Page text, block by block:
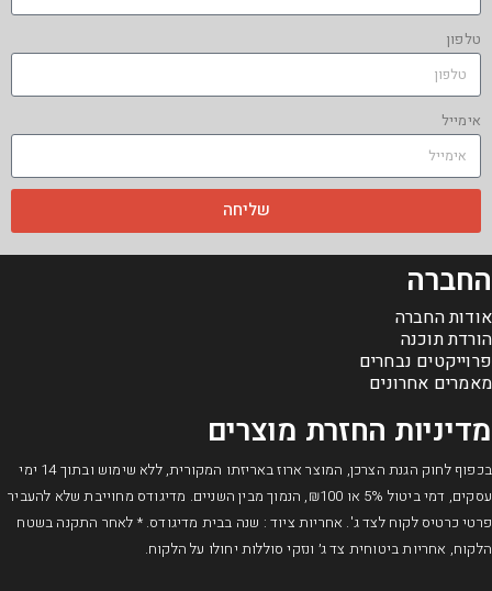
טלפון
אימייל
שליחה
החברה
אודות החברה
הורדת תוכנה
פרוייקטים נבחרים
מאמרים אחרונים
מדיניות החזרת מוצרים
בכפוף לחוק הגנת הצרכן, המוצר ארוז באריזתו המקורית, ללא שימוש ובתוך 14 ימי
עסקים, דמי ביטול 5% או ₪100, הנמוך מבין השניים. מדיגודס מחוייבת שלא להעביר
פרטי כרטיס לקוח לצד ג'. אחריות ציוד : שנה בבית מדיגודס. * לאחר התקנה בשטח
הלקוח, אחריות ביטוחית צד ג׳ ונזקי סוללות יחולו על הלקוח.